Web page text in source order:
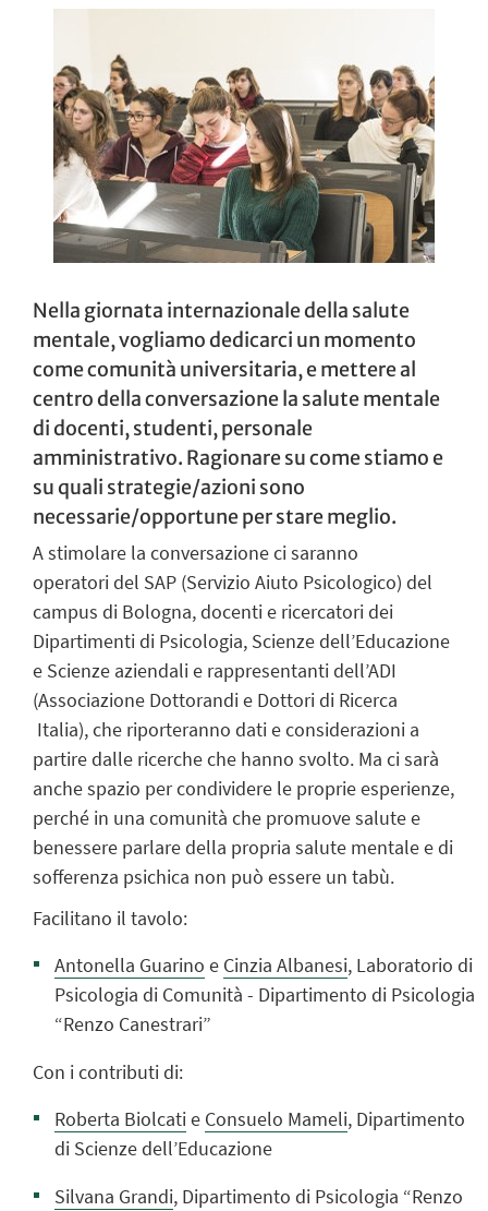
Nella giornata internazionale della salute
mentale, vogliamo dedicarci un momento
come comunità universitaria, e mettere al
centro della conversazione la salute mentale
di docenti, studenti, personale
amministrativo. Ragionare su come stiamo e
su quali strategie/azioni sono
necessarie/opportune per stare meglio.
A stimolare la conversazione ci saranno
operatoridel SAP (Servizio Aiuto Psicologico) del
campus di Bologna, docenti e ricercatori dei
Dipartimenti di Psicologia, Scienze dell’Educazione
e Scienze aziendali e rappresentanti dell’ADI
(Associazione Dottorandi e Dottori di Ricerca
Italia), che riporteranno dati e considerazioni a
partire dalle ricerche che hanno svolto. Ma ci sarà
anche spazio per condividere le proprie esperienze,
perché in una comunità che promuove salute e
benessere parlare della propria salute mentale e di
sofferenza psichica non può essere un tabù.
Facilitano il tavolo:
Antonella Guarino e Cinzia Albanesi, Laboratorio di
Psicologia di Comunità - Dipartimento di Psicologia
“Renzo Canestrari”
Con i contributi di:
Roberta Biolcatie Consuelo Mameli, Dipartimento
di Scienze dell’Educazione
Silvana Grandi, Dipartimento di Psicologia “Renzo